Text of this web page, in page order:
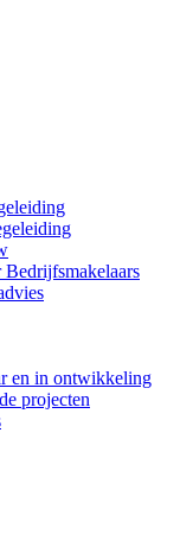
Bedrijfsmakelaars
en in ontwikkeling
projecten